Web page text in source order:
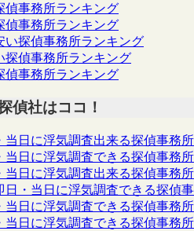
偵事務所ランキング
偵事務所ランキング
い探偵事務所ランキング
探偵事務所ランキング
偵事務所ランキング
偵社はココ！
当日に浮気調査出来る探偵事務所
当日に浮気調査できる探偵事務所
当日に浮気調査出来る探偵事務所
日・当日に浮気調査できる探偵
当日に浮気調査できる探偵事務所
当日に浮気調査できる探偵事務所